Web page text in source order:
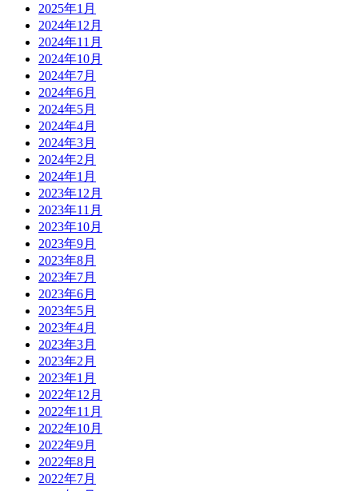
2025年1月
2024年12月
2024年11月
2024年10月
2024年7月
2024年6月
2024年5月
2024年4月
2024年3月
2024年2月
2024年1月
2023年12月
2023年11月
2023年10月
2023年9月
2023年8月
2023年7月
2023年6月
2023年5月
2023年4月
2023年3月
2023年2月
2023年1月
2022年12月
2022年11月
2022年10月
2022年9月
2022年8月
2022年7月